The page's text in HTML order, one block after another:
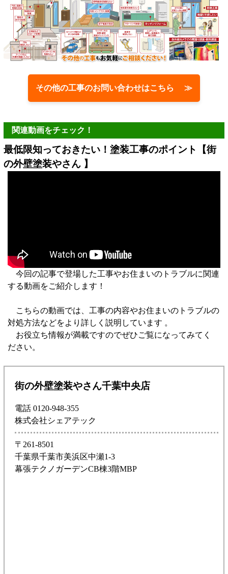
その他の工事のお問い合わせはこちら ≫
関連動画をチェック！
最低限知っておきたい！塗装工事のポイント【街
の外壁塗装やさん 】
今回の記事で登場した工事やお住まいのトラブルに関連
する動画をご紹介します！
こちらの動画では、工事の内容やお住まいのトラブルの
対処方法などをより詳しく説明しています 。
お役立ち情報が満載ですのでぜひご覧になってみてく
ださい。
街の外壁塗装やさん千葉中央店
電話 0120-948-355
株式会社シェアテック
〒261-8501
千葉県千葉市美浜区中瀬1-3
幕張テクノガーデンCB棟3階MBP